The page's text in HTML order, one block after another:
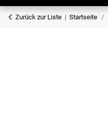
Zurück zur Liste Startseite